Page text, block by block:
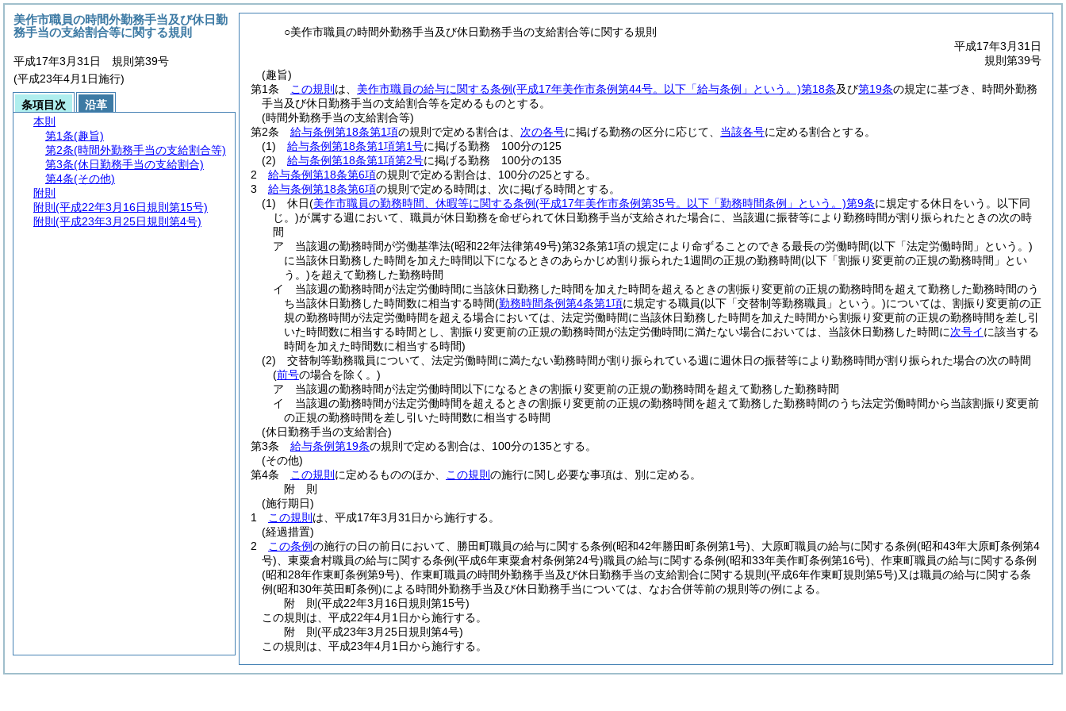
○美作市職員の時間外勤務手当及び休日勤務手当の支給割合等に関する規則
平成17年3月31日
規則第39号
(趣旨)
第1条
この規則 は、 美作市職員の給与に関する条例(平成17年美作市条例第44号。以下「給与条例」という。)第18条及び第19条の規定に基づき、時間外勤務
手当及び休日勤務手当の支給割合等を定めるものとする。
(時間外勤務手当の支給割合等)
第2条
給与条例第18条第1項の規則で定める割合は、 次の各号に掲げる勤務の区分に応じて、 当該各号に定める割合とする。
(1)
給与条例第18条第1項第1号に掲げる勤務 100分の125
(2)
給与条例第18条第1項第2号に掲げる勤務 100分の135
2
給与条例第18条第6項の規則で定める割合は、100分の25とする。
3
給与条例第18条第6項の規則で定める時間は、次に掲げる時間とする。
(1)
休日(美作市職員の勤務時間、休暇等に関する条例(平成17年美作市条例第35号。以下「勤務時間条例」という。)第9条に規定する休日をいう。以下同
じ。)が属する週において、職員が休日勤務を命ぜられて休日勤務手当が支給された場合に、当該週に振替等により勤務時間が割り振られたときの次の時
間
ア
当該週の勤務時間が労働基準法(昭和22年法律第49号)第32条第1項の規定により命ずることのできる最長の労働時間(以下「法定労働時間」という。)
に当該休日勤務した時間を加えた時間以下になるときのあらかじめ割り振られた1週間の正規の勤務時間(以下「割振り変更前の正規の勤務時間」とい
う。)を超えて勤務した勤務時間
イ
当該週の勤務時間が法定労働時間に当該休日勤務した時間を加えた時間を超えるときの割振り変更前の正規の勤務時間を超えて勤務した勤務時間のう
ち当該休日勤務した時間数に相当する時間(勤務時間条例第4条第1項に規定する職員(以下「交替制等勤務職員」という。)については、割振り変更前の正
規の勤務時間が法定労働時間を超える場合においては、法定労働時間に当該休日勤務した時間を加えた時間から割振り変更前の正規の勤務時間を差し引
いた時間数に相当する時間とし、割振り変更前の正規の勤務時間が法定労働時間に満たない場合においては、当該休日勤務した時間に次号イに該当する
時間を加えた時間数に相当する時間)
(2)
交替制等勤務職員について、法定労働時間に満たない勤務時間が割り振られている週に週休日の振替等により勤務時間が割り振られた場合の次の時間
(前号の場合を除く。)
ア
当該週の勤務時間が法定労働時間以下になるときの割振り変更前の正規の勤務時間を超えて勤務した勤務時間
イ
当該週の勤務時間が法定労働時間を超えるときの割振り変更前の正規の勤務時間を超えて勤務した勤務時間のうち法定労働時間から当該割振り変更前
の正規の勤務時間を差し引いた時間数に相当する時間
(休日勤務手当の支給割合)
第3条
給与条例第19条の規則で定める割合は、100分の135とする。
(その他)
第4条
この規則 に定めるもののほか、 この規則 の施行に関し必要な事項は、別に定める。
附 則
(施行期日)
1
この規則 は、平成17年3月31日から施行する。
(経過措置)
2
この条例の施行の日の前日において、勝田町職員の給与に関する条例(昭和42年勝田町条例第1号) 、大原町職員の給与に関する条例(昭和43年大原町条例第4
号) 、東粟倉村職員の給与に関する条例(平成6年東粟倉村条例第24号)職員の給与に関する条例(昭和33年美作町条例第16号) 、作東町職員の給与に関する条例
(昭和28年作東町条例第9号) 、作東町職員の時間外勤務手当及び休日勤務手当の支給割合に関する規則 (平成6年作東町規則第5号)又は職員の給与に関する条
例(昭和30年英田町条例)による時間外勤務手当及び休日勤務手当については、なお合併等前の規則等の例による。
附 則(平成22年3月16日規則第15号)
この規則は、平成22年4月1日から施行する。
附 則(平成23年3月25日規則第4号)
この規則は、平成23年4月1日から施行する。
美作市職員の時間外勤務手当及び休日勤
務手当の支給割合等に関する規則
平成17年3月31日 規則第39号
(平成23年4月1日施行)
条項目次
沿革
本則
第1条(趣旨)
第2条(時間外勤務手当の支給割合等)
第3条(休日勤務手当の支給割合)
第4条(その他)
附則
附則 (平成22年3月16日規則第15号)
附則 (平成23年3月25日規則第4号)